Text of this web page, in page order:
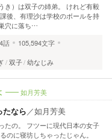
き）は双子の姉弟。 けれど有毅
後、有理沙は学校のボールを持
穴に落ち…
話
105,594文字
双子 幼なじみ
如月芳美
たなら／如月芳美
たの。 フツーに現代日本の女子
のに寝坊しちゃったじゃん。